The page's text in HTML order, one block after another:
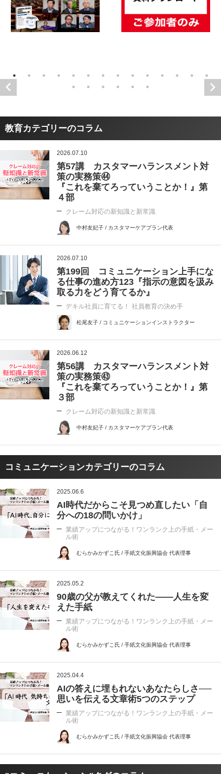
教育カテゴリーのコラム
2026.07.10
第57講 カスタマーハランスメント対
策の実務策㊹
『これを棄てろっていうことか！』第
４部
クレーム対応の新知識と新常識
中村友妃子 / カスタマーケアプラン代表
2026.07.10
第199回 コミュニケーション上手にな
る仕事の進め方123『指示の意図を汲み
取る力をどう育てるか』
デキル社員に育てる！ 社員教育の決め手
松尾友子 / コミュニケーションインストラクター
2026.06.12
第56講 カスタマーハランスメント対
策の実務策㊸
『これを棄てろっていうことか！』第
３部
クレーム対応の新知識と新常識
中村友妃子 / カスタマーケアプラン代表
コミュニケーションカテゴリーのコラム
2025.06.6
AI時代だからこそ見つめ直したい「自
分への18の問いかけ」
業績アップにつながる！ワンランク上の手紙・メー
ル術
むらかみかずこ氏 / 手紙文化振興協会 代表理事
2025.05.2
90歳の父が教えてくれた――人生を変
えた手紙
業績アップにつながる！ワンランク上の手紙・メー
ル術
むらかみかずこ氏 / 手紙文化振興協会 代表理事
2025.04.4
AIの答えに埋もれないあなたらしさ──
思いを伝える文章術5つのステップ
業績アップにつながる！ワンランク上の手紙・メー
ル術
むらかみかずこ氏 / 手紙文化振興協会 代表理事